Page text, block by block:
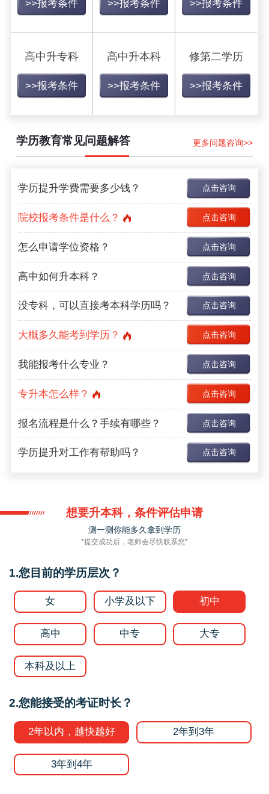
>>报考条件 >>报考条件 >>报考条件
高中升专科
>>报考条件
高中升本科
>>报考条件
修第二学历
>>报考条件
学历教育常见问题解答 更多问题咨询>>
学历提升学费需要多少钱？ 点击咨询
院校报考条件是什么？ 点击咨询
怎么申请学位资格？ 点击咨询
高中如何升本科？ 点击咨询
没专科，可以直接考本科学历吗？ 点击咨询
大概多久能考到学历？ 点击咨询
我能报考什么专业？ 点击咨询
专升本怎么样？ 点击咨询
报名流程是什么？手续有哪些？ 点击咨询
学历提升对工作有帮助吗？ 点击咨询
想要升本科，条件评估申请
测一测你能多久拿到学历
*提交成功后，老师会尽快联系您*
1.您目前的学历层次？
女 小学及以下 初中
高中 中专 大专
本科及以上
2.您能接受的考证时长？
2年以内，越快越好 2年到3年
3年到4年